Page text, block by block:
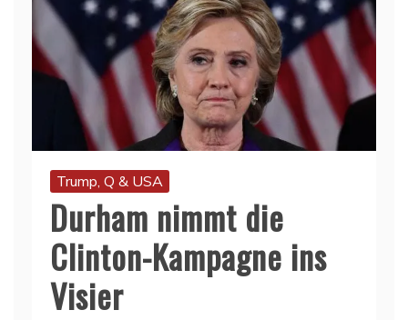
Trump, Q & USA
Durham nimmt die
Clinton-Kampagne ins
Visier